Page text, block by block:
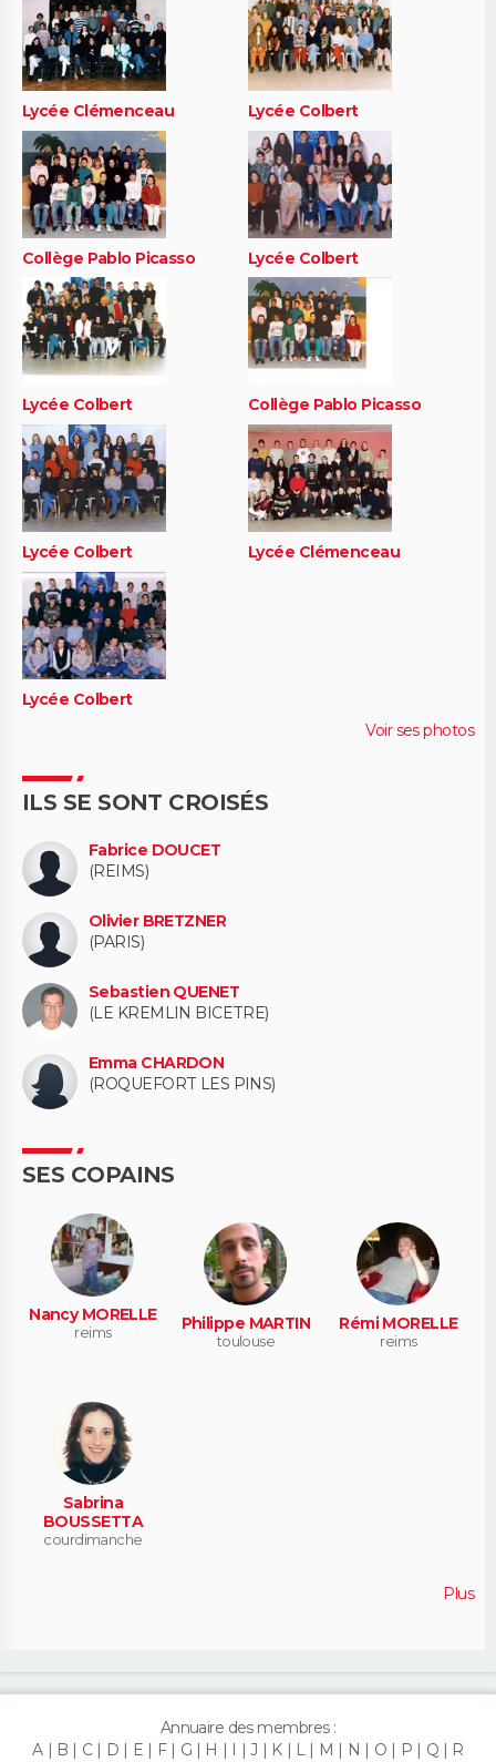
Lycée Clémenceau Lycée Colbert
Collège Pablo Picasso Lycée Colbert
Lycée Colbert Collège Pablo Picasso
Lycée Colbert Lycée Clémenceau
Lycée Colbert
Voir ses photos
ILS SE SONT CROISÉS
Fabrice DOUCET
(REIMS)
Olivier BRETZNER
(PARIS)
Sebastien QUENET
(LE KREMLIN BICETRE)
Emma CHARDON
(ROQUEFORT LES PINS)
SES COPAINS
Nancy MORELLE
reims Philippe MARTIN
toulouse
Rémi MORELLE
reims
Sabrina
BOUSSETTA
courdimanche
Plus
Annuaire des membres :
A
B C D E F G H I J K L M N O P Q
R